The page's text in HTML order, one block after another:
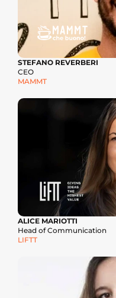
STEFANO REVERBERI
CEO
MAMMT
ALICE MARIOTTI
Head of Communication
LIFTT